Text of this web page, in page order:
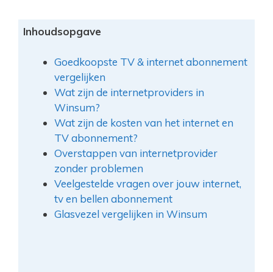
Inhoudsopgave
Goedkoopste TV & internet abonnement
vergelijken
Wat zijn de internetproviders in
Winsum?
Wat zijn de kosten van het internet en
TV abonnement?
Overstappen van internetprovider
zonder problemen
Veelgestelde vragen over jouw internet,
tv en bellen abonnement
Glasvezel vergelijken in Winsum